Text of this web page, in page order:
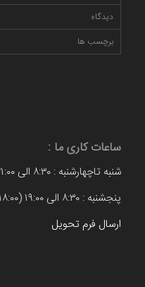
دیدگاه
برچسب ها
ساعات کاری ما :
شنبه تاچهارشنبه : ۸:۳۰ الی ۲۱:۰۰ (۱۸:۰۰ الی ۲۱ باهماهنگی قبلی)
پنجشنبه : ۸:۳۰ الی ۱۹:۰۰ (۱۸:۰۰ الی ۱۹ باهماهنگی قبلی)
ارسال فرم تحویل